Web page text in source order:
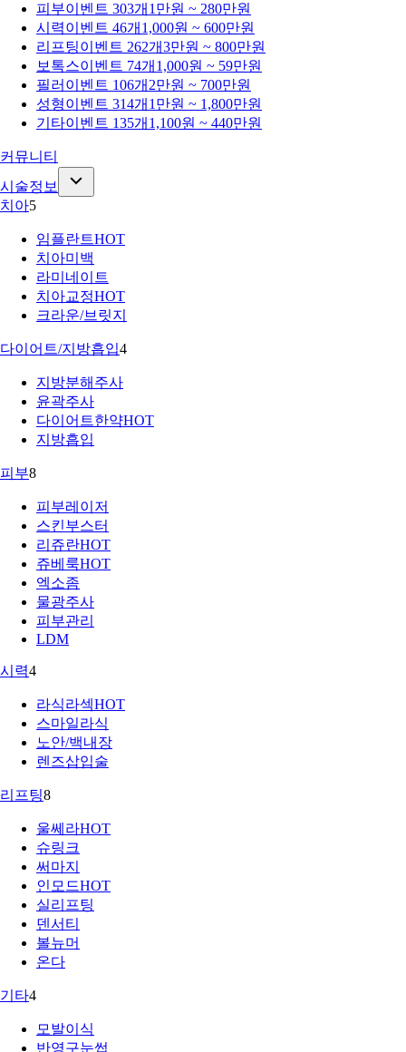
피부이벤트 303개 1만원 ~ 280만원
시력이벤트 46개 1,000원 ~ 600만원
리프팅이벤트 262개3만원 ~ 800만원
보톡스이벤트 74개 1,000원 ~ 59만원
필러 이벤트 106개 2만원 ~ 700만원
성형이벤트 314개 1만원 ~ 1,800만원
기타이벤트 135개 1,100원 ~ 440만원
커뮤니티
시술정보
치아5
임플란트HOT
치아미백
라미네이트
치아교정HOT
크라운/브릿지
다이어트/지방흡입4
지방분해주사
윤곽주사
다이어트한약HOT
지방흡입
피부8
피부레이저
스킨부스터
리쥬란HOT
쥬베룩HOT
엑소좀
물광주사
피부관리
LDM
시력4
라식라섹HOT
스마일라식
노안/백내장
렌즈삽입술
리프팅8
울쎄라HOT
슈링크
써마지
인모드HOT
실리프팅
덴서티
볼뉴머
온다
기타4
모발이식
반영구눈썹